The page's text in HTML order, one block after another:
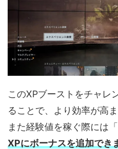
このXPブーストをチャレ
ることで、より効率が高ま
また経験値を稼ぐ際には
XPにボーナスを追加でき